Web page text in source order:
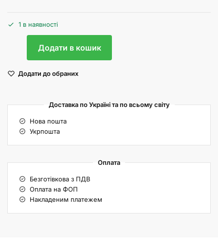
1 в наявності
Додати в кошик
Додати до обраних
Доставка по Україні та по всьому світу
Нова пошта
Укрпошта
Оплата
Безготівкова з ПДВ
Оплата на ФОП
Накладеним платежем